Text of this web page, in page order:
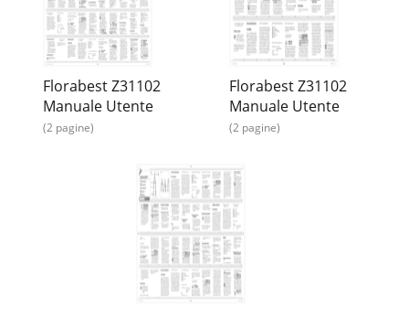
Florabest Z31102
Manuale Utente
(2 pagine)
Florabest Z31102
Manuale Utente
(2 pagine)